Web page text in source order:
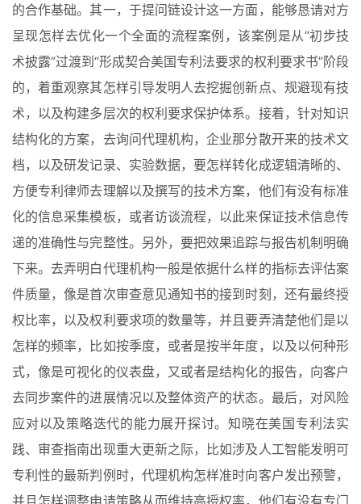
的合作基础。其一，于提问链设计这一方面，能够恳请对方
呈现怎样去优化一个全面的流程案例，该案例是从“初步技
术披露”过渡到“形成契合美国专利法要求的权利要求书”阶段
的，着重观察其怎样引导发明人去挖掘创新点、规避现有技
术，以及构建多层次的权利要求保护体系。接着，针对知识
结构化的方案，去询问代理机构，企业那分散开来的技术文
档，以及研发记录、实验数据，要怎样转化成逻辑清晰的、
方便专利律师去理解以及撰写的技术方案，他们有没有标准
化的信息采集模板，或者访谈流程，以此来保证技术信息传
递的准确性与完整性。另外，要把效果追踪与报告机制明确
下来。去弄明白代理机构一般是依据什么样的指标去评估案
件质量，像是首次审查意见通知书的接到时刻，还有最终授
权比率，以及权利要求项的数量等，并且要弄清楚他们是以
怎样的频率，比如按季度，或者是按半年度，以及以何种形
式，像是可视化的仪表盘，又或者是结构化的报告，向客户
去同步案件的进展情况以及整体资产的状态。最后，对风险
应对以及策略迭代的能力展开探讨。知晓在美国专利法实
践、审查指南出现重大更新之际，比如涉及人工智能发明可
专利性的最新判例时，代理机构怎样准时向客户发出预警，
并且怎样调整申请策略从而维持高授权率，他们有没有专门